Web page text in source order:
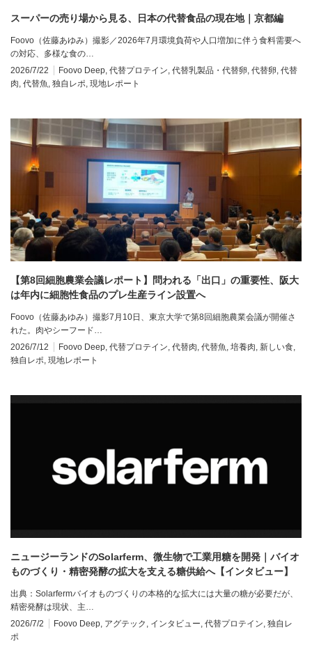
スーパーの売り場から見る、日本の代替食品の現在地｜京都編
Foovo（佐藤あゆみ）撮影／2026年7月環境負荷や人口増加に伴う食料需要へ
の対応、多様な食の…
2026/7/22
Foovo Deep, 代替プロテイン, 代替乳製品・代替卵, 代替卵, 代替
肉, 代替魚, 独自レポ, 現地レポート
【第8回細胞農業会議レポート】問われる「出口」の重要性、阪大
は年内に細胞性食品のプレ生産ライン設置へ
Foovo（佐藤あゆみ）撮影7月10日、東京大学で第8回細胞農業会議が開催さ
れた。肉やシーフード…
2026/7/12
Foovo Deep, 代替プロテイン, 代替肉, 代替魚, 培養肉, 新しい食,
独自レポ, 現地レポート
ニュージーランドのSolarferm、微生物で工業用糖を開発｜バイオ
ものづくり・精密発酵の拡大を支える糖供給へ【インタビュー】
出典：Solarfermバイオものづくりの本格的な拡大には大量の糖が必要だが、
精密発酵は現状、主…
2026/7/2
Foovo Deep, アグテック , インタビュー, 代替プロテイン, 独自レ
ポ